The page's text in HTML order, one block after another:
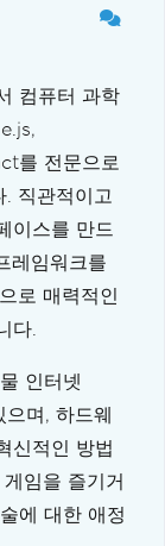
컴퓨터 과학
를 전문으로
. 직관적이고
이스를 만드
레임워크를
로 매력적인
다.
인터넷
며, 하드웨
신적인 방법
임을 즐기거
에 대한 애정